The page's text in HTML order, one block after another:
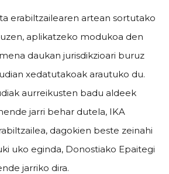
erabiltzailearen artean sortutako
aplikatzeko modukoa den
daukan jurisdikzioari buruz
xedatutakoak arautuko du.
aurreikusten badu aldeek
jarri behar dutela, IKA
dagokien beste zeinahi
uko eginda, Donostiako Epaitegi
jarriko dira.